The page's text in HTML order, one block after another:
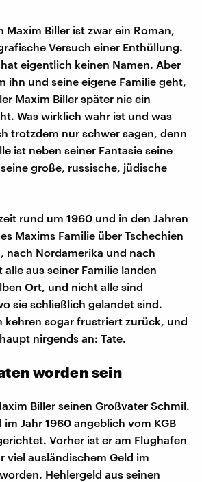
Maxim Biller ist zwar ein Roman,
Versuch einer Enthüllung.
eigentlich keinen Namen. Aber
ihn und seine eigene Familie geht,
Maxim Biller später nie ein
Was wirklich wahr ist und was
trotzdem nur schwer sagen, denn
ist neben seiner Fantasie seine
große, russische, jüdische
rund um 1960 und in den Jahren
Maxims Familie über Tschechien
nach Nordamerika und nach
aus seiner Familie landen
Ort, und nicht alle sind
sie schließlich gelandet sind.
kehren sogar frustriert zurück, und
nirgends an: Tate.
worden sein
Biller seinen Großvater Schmil.
im Jahr 1960 angeblich vom KGB
Vorher ist er am Flughafen
viel ausländischem Geld im
Hehlergeld aus seinen